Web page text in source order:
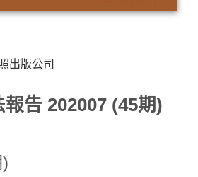
出版公司
告 202007 (45期)